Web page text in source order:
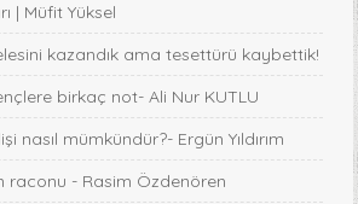
| Müfit Yüksel
kazandık ama tesettürü kaybettik!
birkaç not- Ali Nur KUTLU
nasıl mümkündür?- Ergün Yıldırım
raconu - Rasim Özdenören